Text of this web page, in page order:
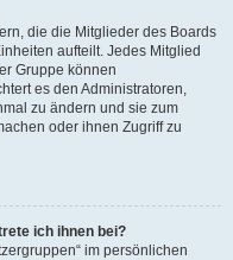
die die Mitglieder des Boards
aufteilt. Jedes Mitglied
Gruppe können
es den Administratoren,
zu ändern und sie zum
oder ihnen Zugriff zu
ich ihnen bei?
im persönlichen